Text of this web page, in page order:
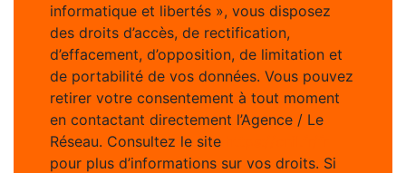
informatique et libertés », vous disposez
des droits d’accès, de rectification,
d’effacement, d’opposition, de limitation et
de portabilité de vos données. Vous pouvez
retirer votre consentement à tout moment
en contactant directement l’Agence / Le
Réseau. Consultez le site
pour plus d’informations sur vos droits. Si